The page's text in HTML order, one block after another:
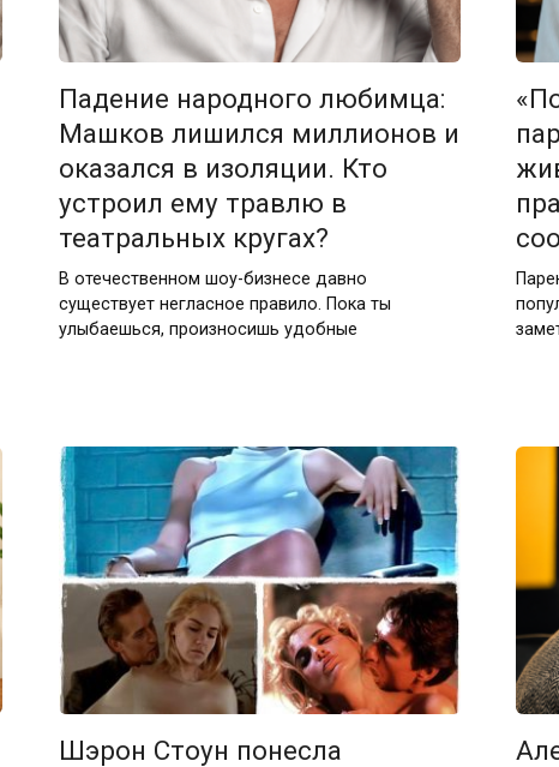
Падение народного любимца:
Машков лишился миллионов и
оказался в изоляции. Кто
устроил ему травлю в
театральных кругах?
В отечественном шоу-бизнесе давно
существует негласное правило. Пока ты
улыбаешься, произносишь удобные
Шэрон Стоун понесла